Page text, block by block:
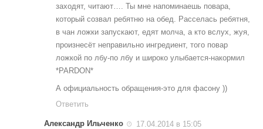
заходят, читают…. Ты мне напоминаешь повара,
который созвал ребятню на обед. Расселась ребятня,
в чан ложки запускают, едят молча, а кто вслух, жуя,
произнесёт неправильно ингредиент, того повар
ложкой по лбу-по лбу и широко улыбается-накормил
*PARDON*
А официальность обращения-это для фасону ))
Ответить
Александр Ильченко
17.04.2014 в 15:05